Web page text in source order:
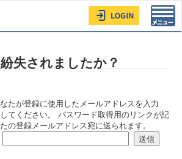
失されましたか？
たが登録に使用したメールアドレスを入力
てください。 パスワード取得用のリンクが記
の登録メールアドレス宛に送られます。